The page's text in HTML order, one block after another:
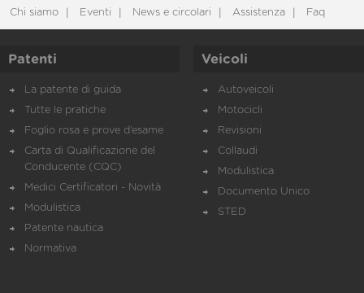
Chi siamo Eventi News e circolari Assistenza Faq
Patenti
La patente di guida
Tutte le pratiche
Foglio rosa e prove d’esame
Carta di Qualificazione del
Conducente (CQC)
Medici Certificatori - Novità
Modulistica
Patente nautica
Normativa
Veicoli
Autoveicoli
Motocicli
Revisioni
Collaudi
Modulistica
Documento Unico
STED